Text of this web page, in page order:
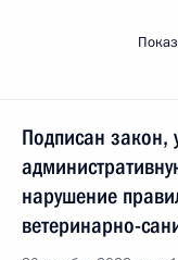
Подписан закон,
нарушение
ветеринарно-